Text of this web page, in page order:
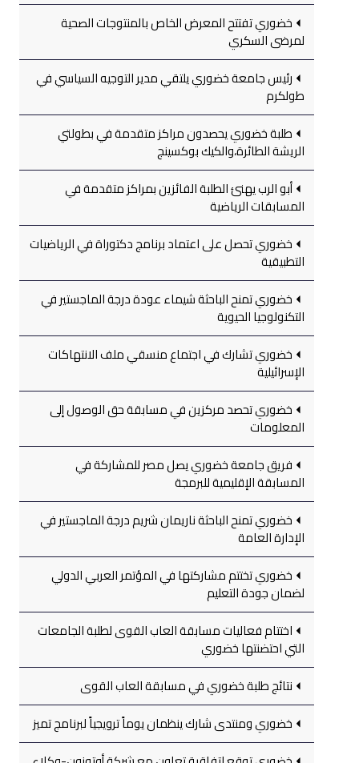
خضوري تفتتح المعرض الخاص بالمنتوجات الصحية
لمرضى السكري
رئيس جامعة خضوري يلتقي مدير التوجيه السياسي في
طولكرم
طلبة خضوري يحصدون مراكز متقدمة في بطولتي
الريشة الطائرة،والكيك بوكسينج
أبو الرب يهنئ الطلبة الفائزين بمراكز متقدمة في
المسابقات الرياضية
خضوري تحصل على اعتماد برنامج دكتوراة في الرياضيات
التطبيقية
خضوري تمنح الباحثة شيماء عودة درجة الماجستير في
التكنولوجيا الحيوية
خضوري تشارك في اجتماع منسقي ملف الانتهاكات
الإسرائيلية
خضوري تحصد مركزين في مسابقة حق الوصول إلى
المعلومات
فريق جامعة خضوري يصل مصر للمشاركة في
المسابقة الإقليمية للبرمجة
خضوري تمنح الباحثة ناريمان شريم درجة الماجستير في
الإدارة العامة
خضوري تختتم مشاركتها في المؤتمر العربي الدولي
لضمان جودة التعليم
اختتام فعاليات مسابقة العاب القوى لطلبة الجامعات
التي احتضنتها خضوري
نتائج طلبة خضوري في مسابقة العاب القوى
خضوري ومنتدى شارك ينظمان يوماً ترويجياً لبرنامج تميز